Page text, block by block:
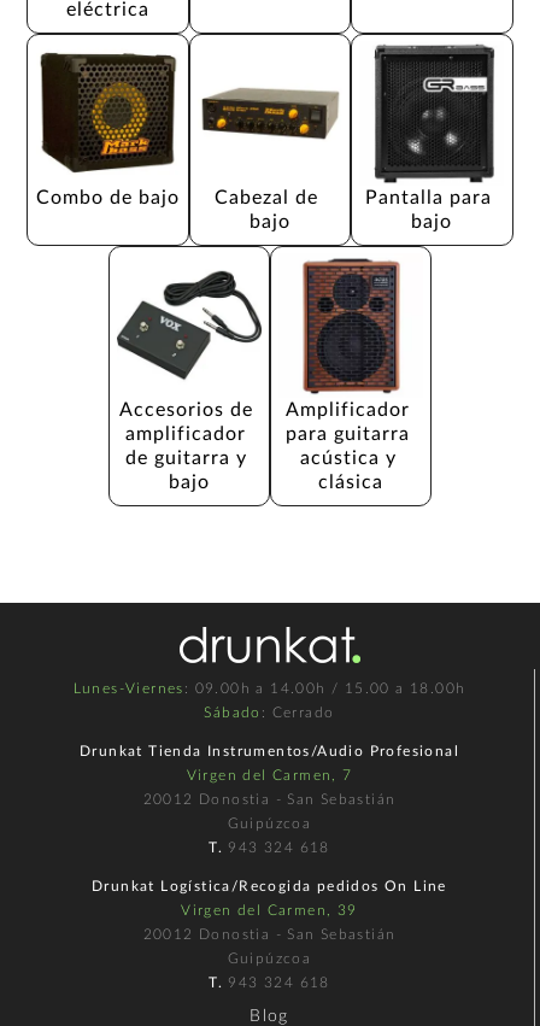
eléctrica
Combo de bajo
Cabezal de
bajo
Pantalla para
bajo
Accesorios de
amplificador
de guitarra y
bajo
Amplificador
para guitarra
acústica y
clásica
Lunes-Viernes : 09.00h a 14.00h / 15.00 a 18.00h
Sábado : Cerrado
Drunkat Tienda Instrumentos/Audio Profesional
Virgen del Carmen, 7
20012 Donostia - San Sebastián
Guipúzcoa
T. 943 324 618
Drunkat Logística/Recogida pedidos On Line
Virgen del Carmen, 39
20012 Donostia - San Sebastián
Guipúzcoa
T. 943 324 618
Blog